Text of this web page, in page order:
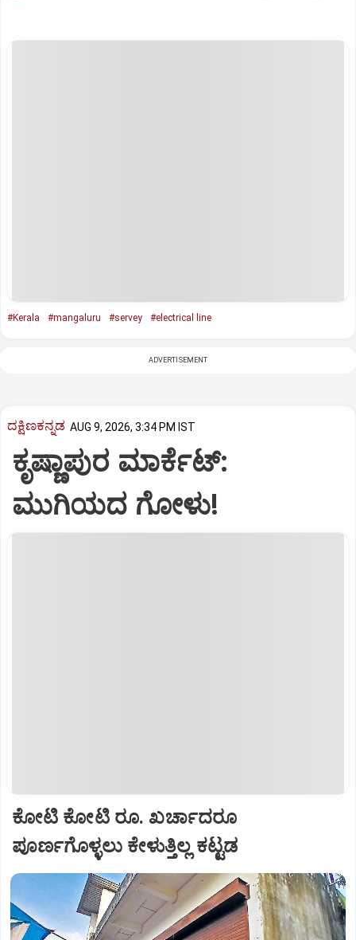
#Kerala #mangaluru #servey #electrical line
ADVERTISEMENT
ದಕ್ಷಿಣಕನ್ನಡ AUG 9, 2026, 3:34 PM IST
ಕೃಷ್ಣಾಪುರ ಮಾರ್ಕೆಟ್‌:
ಮುಗಿಯದ ಗೋಳು!
ಕೋಟಿ ಕೋಟಿ ರೂ. ಖರ್ಚಾದರೂ
ಪೂರ್ಣಗೊಳ್ಳಲು ಕೇಳುತ್ತಿಲ್ಲ ಕಟ್ಟಡ